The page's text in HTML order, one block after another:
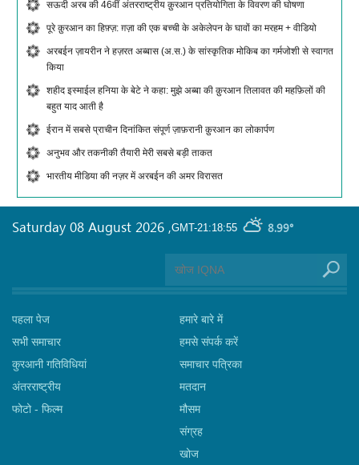
सऊदी अरब की 46वीं अंतरराष्ट्रीय क़ुरआन प्रतियोगिता के विवरण की घोषणा
पूरे क़ुरआन का हिफ़्ज़: ग़ज़ा की एक बच्ची के अकेलेपन के घावों का मरहम + वीडियो
अरबईन ज़ायरीन ने हज़रत अब्बास (अ.स.) के सांस्कृतिक मोकिब का गर्मजोशी से स्वागत
किया
शहीद इस्माईल हनिया के बेटे ने कहा: मुझे अब्बा की क़ुरआन तिलावत की महफ़िलों की
बहुत याद आती है
ईरान में सबसे प्राचीन दिनांकित संपूर्ण ज़ाफ़रानी क़ुरआन का लोकार्पण
अनुभव और तकनीकी तैयारी मेरी सबसे बड़ी ताकत
भारतीय मीडिया की नज़र में अरबईन की अमर विरासत
GMT-21:18:55 8.99°
Saturday 08 August 2026 ,
पहला पेज
सभी समाचार
कुरआनी गतिविधियां
अंतरराष्ट्रीय
फोटो - फिल्म
हमारे बारे में
हमसे संपर्क करें
समाचार पत्रिका
मतदान
मौसम
संग्रह
खोज